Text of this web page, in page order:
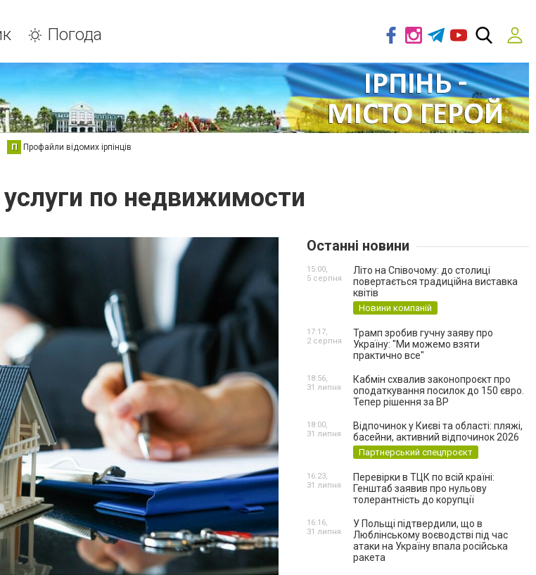
Погода
П Профайли відомих ірпінців
по недвижимости
Останні новини
Літо на Співочому: до столиці
повертається традиційна виставка
квітів
Новини компаній
15:00,
5 серпня
Трамп зробив гучну заяву про
Україну: "Ми можемо взяти
практично все"
17:17,
2 серпня
Кабмін схвалив законопроєкт про
оподаткування посилок до 150 євро.
Тепер рішення за ВР
18:56,
31 липня
Відпочинок у Києві та області: пляжі,
басейни, активний відпочинок 2026
Партнерський спецпроєкт
18:00,
31 липня
Перевірки в ТЦК по всій країні:
Генштаб заявив про нульову
толерантність до корупції
16:23,
31 липня
У Польщі підтвердили, що в
Люблінському воєводстві під час
атаки на Україну впала російська
ракета
16:16,
31 липня